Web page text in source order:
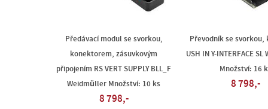
Předávací modul se svorkou,
konektorem, zásuvkovým
připojením RS VERT SUPPLY BLL_F
Weidmüller Množství: 10 ks
8 798,-
Převodník se svorkou,
USH IN Y-INTERFACE
Množství: 16
8 798,-